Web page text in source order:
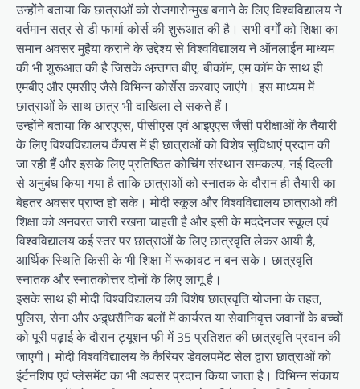
उन्होंने बताया कि छात्राओं को रोजगारोन्मुख बनाने के लिए विश्वविद्यालय ने
वर्तमान सत्र से डी फार्मा कोर्स की शुरूआत की है। सभी वर्गों को शिक्षा का
समान अवसर मुहैया कराने के उद्देश्य से विश्वविद्यालय ने ऑनलाईन माध्यम
की भी शुरूआत की है जिसके अन्र्तगत बीए, बीकॉम, एम कॉम के साथ ही
एमबीए और एमसीए जैसे विभिन्न कोर्सेस करवाए जाएंगे। इस माध्यम में
छात्राओं के साथ छात्र भी दाखिला ले सकते हैं।
उन्होंने बताया कि आरएएस, पीसीएस एवं आइएएस जैसी परीक्षाओं के तैयारी
के लिए विश्वविद्यालय कैंपस में ही छात्राओं को विशेष सुविधाएं प्रदान की
जा रही हैं और इसके लिए प्रतिष्ठित कोचिंग संस्थान समकल्प, नई दिल्ली
से अनुबंध किया गया है ताकि छात्राओं को स्नातक के दौरान ही तैयारी का
बेहतर अवसर प्राप्त हो सके। मोदी स्कूल और विश्वविद्यालय छात्राओं की
शिक्षा को अनवरत जारी रखना चाहती है और इसी के मददेनजर स्कूल एवं
विश्वविद्यालय कई स्तर पर छात्राओं के लिए छात्रवृति लेकर आयी है,
आर्थिक स्थिति किसी के भी शिक्षा में रूकावट न बन सके। छात्रवृति
स्नातक और स्नातकोत्तर दोनों के लिए लागू है।
इसके साथ ही मोदी विश्वविद्यालय की विशेष छात्रवृति योजना के तहत,
पुलिस, सेना और अद्र्धसैनिक बलों में कार्यरत या सेवानिवृत्त जवानों के बच्चों
को पूरी पढ़ाई के दौरान ट्यूशन फी में 35 प्रतिशत की छात्रवृति प्रदान की
जाएगी। मोदी विश्वविद्यालय के कैरियर डेवलपमेंट सेल द्वारा छात्राओं को
इंर्टनशिप एवं प्लेसमेंट का भी अवसर प्रदान किया जाता है। विभिन्न संकाय